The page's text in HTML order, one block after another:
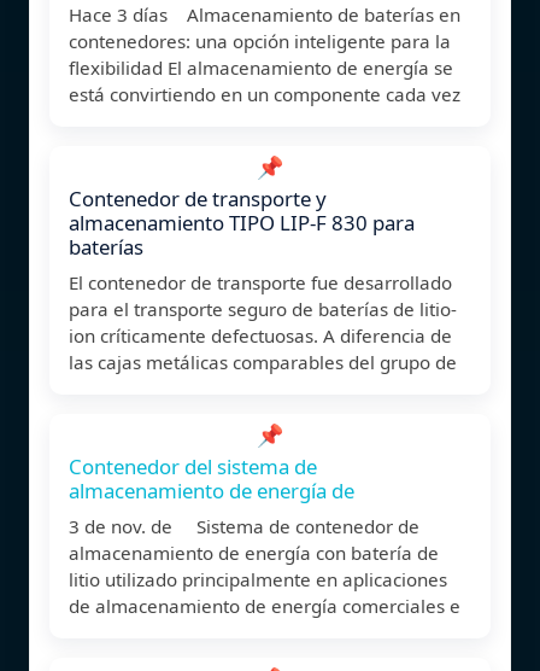
Hace 3 días Almacenamiento de baterías en
contenedores: una opción inteligente para la
flexibilidad El almacenamiento de energía se
está convirtiendo en un componente cada vez
📌
Contenedor de transporte y
almacenamiento TIPO LIP-F 830 para
baterías
El contenedor de transporte fue desarrollado
para el transporte seguro de baterías de litio-
ion críticamente defectuosas. A diferencia de
las cajas metálicas comparables del grupo de
📌
Contenedor del sistema de
almacenamiento de energía de
3 de nov. de Sistema de contenedor de
almacenamiento de energía con batería de
litio utilizado principalmente en aplicaciones
de almacenamiento de energía comerciales e